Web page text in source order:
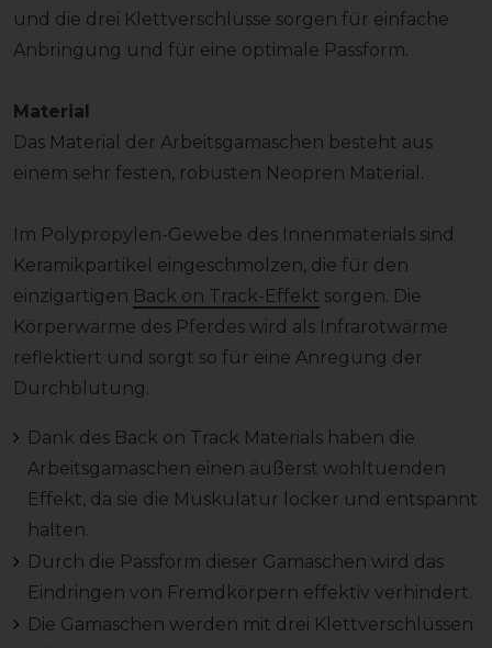
und die drei Klettverschlüsse sorgen für einfache
Anbringung und für eine optimale Passform.
Material
Das Material der Arbeitsgamaschen besteht aus
einem sehr festen, robusten Neopren Material.
Im Polypropylen-Gewebe des Innenmaterials sind
Keramikpartikel eingeschmolzen, die für den
einzigartigen Back on Track-Effekt sorgen. Die
Körperwärme des Pferdes wird als Infrarotwärme
reflektiert und sorgt so für eine Anregung der
Durchblutung.
Dank des Back on Track Materials haben die
Arbeitsgamaschen einen äußerst wohltuenden
Effekt, da sie die Muskulatur locker und entspannt
halten.
Durch die Passform dieser Gamaschen wird das
Eindringen von Fremdkörpern effektiv verhindert.
Die Gamaschen werden mit drei Klettverschlüssen